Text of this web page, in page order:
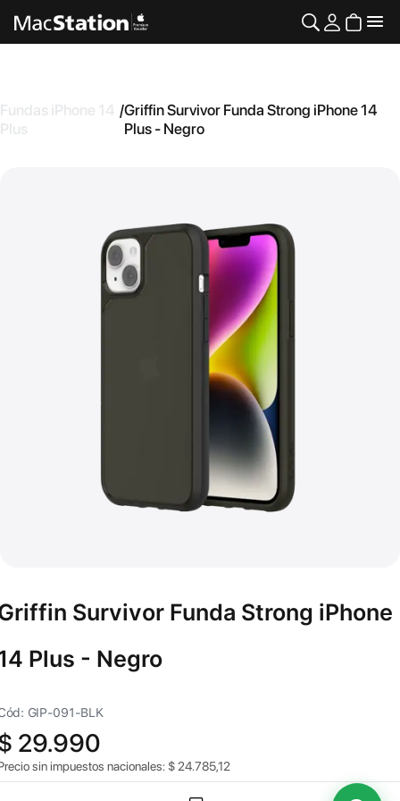
Fundas iPhone 14
Plus
/Griffin Survivor Funda Strong iPhone 14
Plus - Negro
Survivor Funda Strong iPhone
Plus - Negro
GIP-091-BLK
29.990
sin impuestos nacionales: $24.785,12